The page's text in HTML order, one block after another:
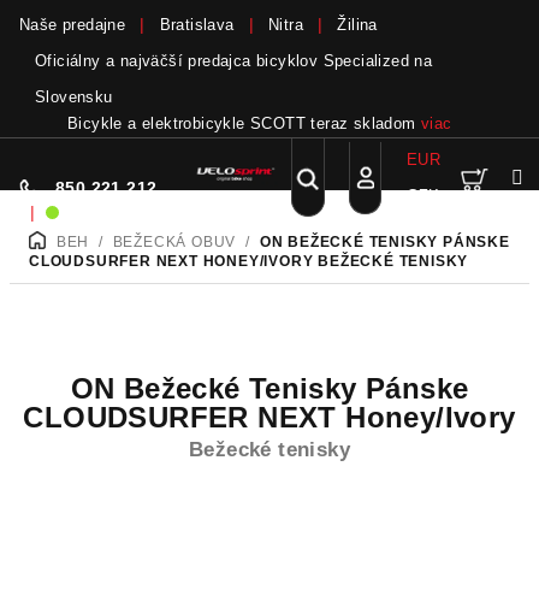
obsah
Naše predajne Bratislava Nitra
Žilina
Oficiálny a najväčší predajca bicyklov Specialized na
Slovensku
Bicykle a elektrobicykle SCOTT teraz skladom viac
850 221 212
|
Hľadať
Prihlásenie
EUR
CZK
DOMOV
BEH / BEŽECKÁ OBUV / ON BEŽECKÉ TENISKY PÁNSKE
CLOUDSURFER NEXT HONEY/IVORY BEŽECKÉ TENISKY
ON Bežecké Tenisky Pánske
CLOUDSURFER NEXT Honey/Ivory
Bežecké tenisky